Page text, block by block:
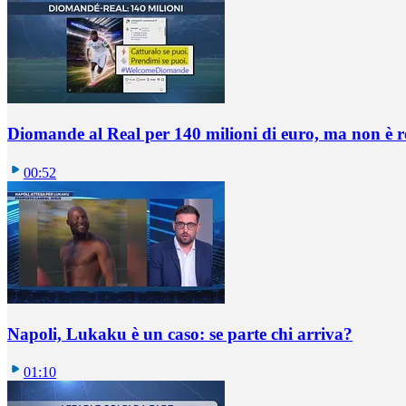
Diomande al Real per 140 milioni di euro, ma non è
00:52
Napoli, Lukaku è un caso: se parte chi arriva?
01:10